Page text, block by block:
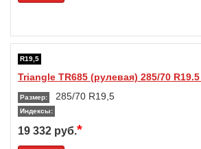
R19,5
Triangle TR685 (рулевая) 285/70
Размер: 285/70 R19,5
Индексы:
19 332 руб.*